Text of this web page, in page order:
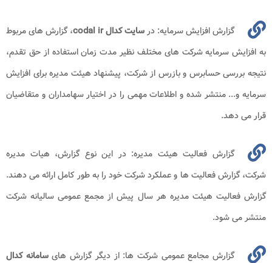
گزارش افزایش سرمایه: درسایت کدال codal ir
، گزارش های مربوط
به افزایش سرمایه شرکت های مختلف نظیر مدت زمان استفاده از حق تقدم،
نتیجه بررسی حسابرس و بازرس از شرکت، پیشنهاد هیئت مدیره برای افزایش
سرمایه و... منتشر شده و اطلاعات مهمی را در اختیار سهامداران و متقاضیان
قرار می دهد.
گزارش فعالیت هیئت مدیره: در این نوع گزارش، هیات مدیره
شرکت، گزارش فعالیت ها و عملکرد شرکت خود را به طور کامل ارائه می دهند.
گزارش فعالیت هیئت مدیره هر سال پیش از مجمع عمومی سالیانه شرکت
منتشر می شود.
گزارش مجامع عمومی شرکت ها: از دیگر گزارش هایسامانه کدال